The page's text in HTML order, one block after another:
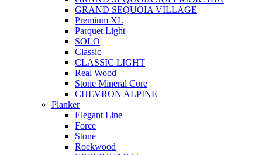
GRAND SEQUOIA VILLAGE
Premium XL
Parquet Light
SOLO
Classic
CLASSIC LIGHT
Real Wood
Stone Mineral Core
CHEVRON ALPINE
Planker
Elegant Line
Force
Stone
Rockwood